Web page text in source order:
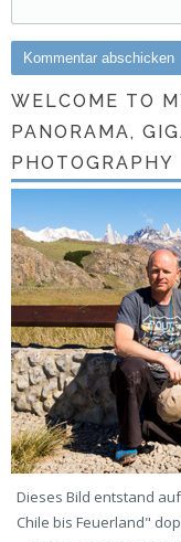
WELCOME TO
PANORAMA,
PHOTOGRAPHY
Dieses Bild entstand
Chile bis Feuerland"